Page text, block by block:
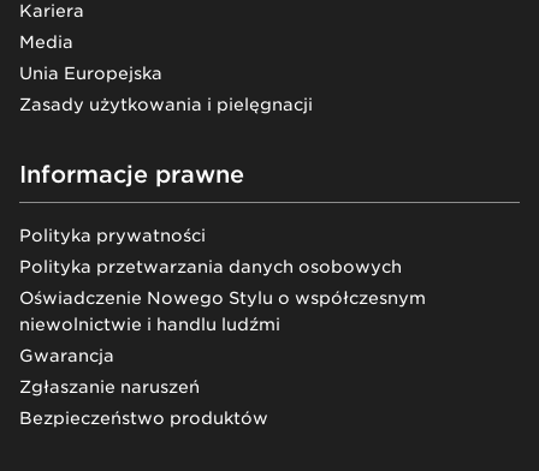
Kariera
Media
Unia Europejska
Zasady użytkowania i pielęgnacji
Informacje prawne
Polityka prywatności
Polityka przetwarzania danych osobowych
Oświadczenie Nowego Stylu o współczesnym
niewolnictwie i handlu ludźmi
Gwarancja
Zgłaszanie naruszeń
Bezpieczeństwo produktów